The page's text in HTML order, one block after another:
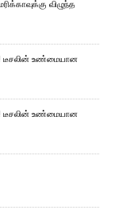
விழுந்த
டீசலின் உண்மையான
டீசலின் உண்மையான